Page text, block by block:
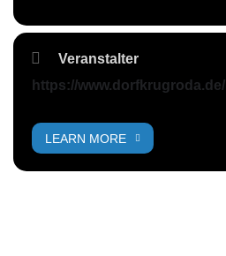
Veranstalter
https://www.dorfkrugroda.de/
LEARN MORE